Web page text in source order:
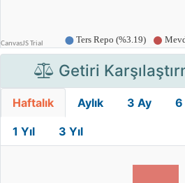
Getiri
Haftalık Aylık 3 Ay 6
1 Yıl 3 Yıl